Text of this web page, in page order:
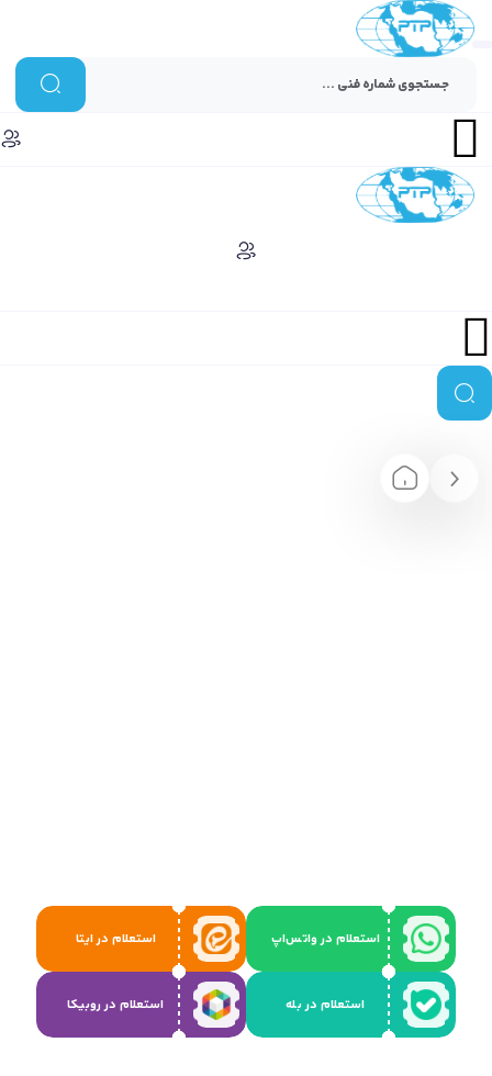
استعلام در واتس‌اپ استعلام در ایتا
استعلام در بله استعلام در روبیکا